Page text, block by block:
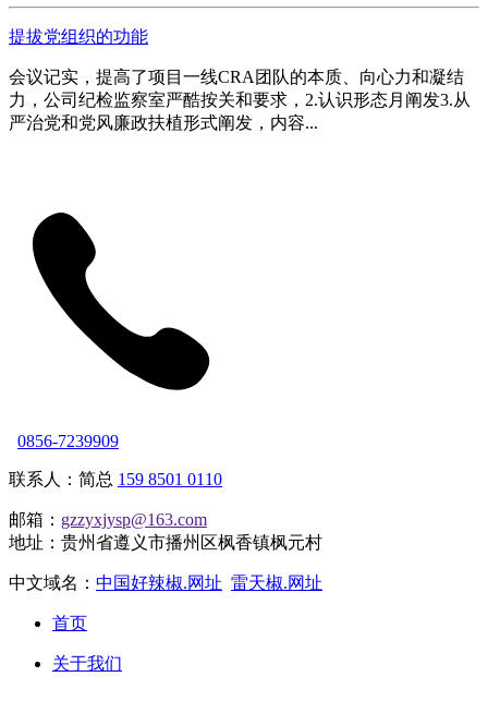
提拔党组织的功能
会议记实，提高了项目一线CRA团队的本质、向心力和凝结
力，公司纪检监察室严酷按关和要求，2.认识形态月阐发3.从
严治党和党风廉政扶植形式阐发，内容...
0856-7239909
联系人：简总 159 8501 0110
邮箱： gzzyxjysp@163.com
地址：贵州省遵义市播州区枫香镇枫元村
中文域名： 中国好辣椒.网址 雷天椒.网址
首页
关于我们